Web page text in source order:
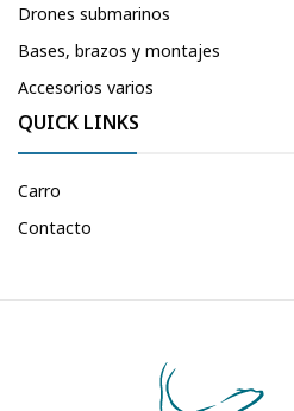
Drones submarinos
Bases, brazos y montajes
Accesorios varios
QUICK LINKS
Carro
Contacto